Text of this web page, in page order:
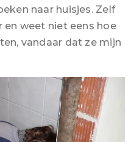
naar huisjes. Zelf
weet niet eens hoe
vandaar dat ze mijn